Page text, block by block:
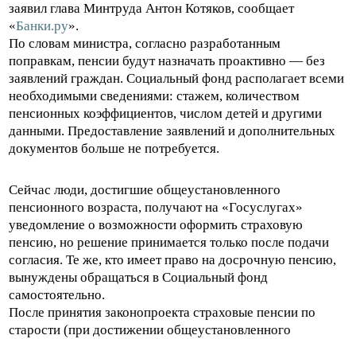
заявил глава Минтруда Антон Котяков, сообщает
«Банки.ру».
По словам министра, согласно разработанным
поправкам, пенсии будут назначать проактивно — без
заявлений граждан. Социальный фонд располагает всеми
необходимыми сведениями: стажем, количеством
пенсионных коэффициентов, числом детей и другими
данными. Предоставление заявлений и дополнительных
документов больше не потребуется.
Сейчас люди, достигшие общеустановленного
пенсионного возраста, получают на «Госуслугах»
уведомление о возможности оформить страховую
пенсию, но решение принимается только после подачи
согласия. Те же, кто имеет право на досрочную пенсию,
вынуждены обращаться в Социальный фонд
самостоятельно.
После принятия законопроекта страховые пенсии по
старости (при достижении общеустановленного